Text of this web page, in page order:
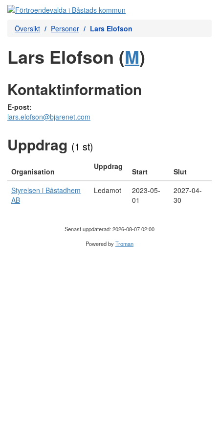
Översikt Personer Lars Elofson
Lars Elofson (M)
Kontaktinformation
E-post:
lars.elofson@bjarenet.com
Uppdrag (1 st)
Organisation
Uppdrag
Start
Slut
Styrelsen i Båstadhem
AB
Ledamot
2023-05-
01
2027-04-
30
Senast uppdaterad: 2026-08-07 02:00
Powered byTroman